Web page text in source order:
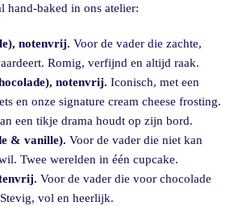
hand-baked in ons atelier:
notenvrij. Voor de vader die zachte,
Romig, verfijnd en altijd raak.
notenvrij. Iconisch, met een
en onze signature cream cheese frosting.
een tikje drama houdt op zijn bord.
& vanille). Voor de vader die niet kan
Twee werelden in één cupcake.
Voor de vader die voor chocolade
vol en heerlijk.